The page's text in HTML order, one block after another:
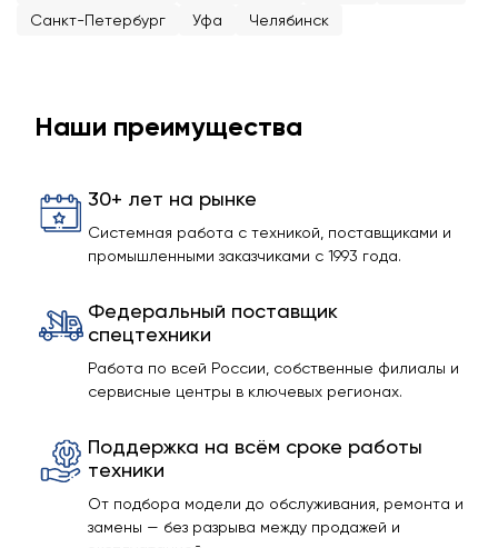
Санкт-Петербург Уфа Челябинск
Наши преимущества
30+ лет на рынке
Системная работа с техникой, поставщиками и
промышленными заказчиками с 1993 года.
Федеральный поставщик
спецтехники
Работа по всей России, собственные филиалы и
сервисные центры в ключевых регионах.
Поддержка на всём сроке работы
техники
От подбора модели до обслуживания, ремонта и
замены — без разрыва между продажей и